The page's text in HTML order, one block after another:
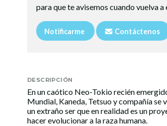
para que te avisemos cuando vuelva
Notificarme Contáctenos
DESCRIPCIÓN
En un caótico Neo-Tokio recién
Mundial, Kaneda, Tetsuo y compañía se
un extraño ser que en realidad es un
hacer evolucionar a la raza humana.